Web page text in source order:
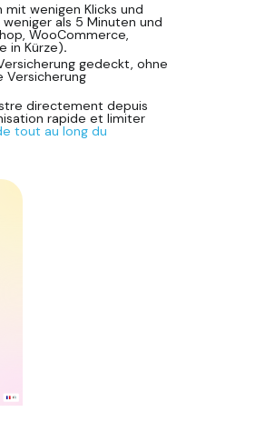
wenigen Klicks und
als 5 Minuten und
WooCommerce,
in Kürze).
gedeckt, ohne
Versicherung
directement depuis
rapide et limiter
tout au long du